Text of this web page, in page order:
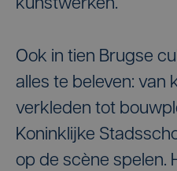
kunstwerken.
Ook in tien Brugse
alles te beleven: van
verkleden tot
Koninklijke
op de scène spelen.